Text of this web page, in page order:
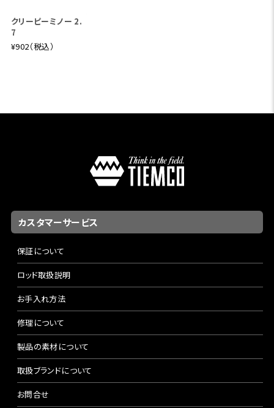
クリーピーミノー 2.
7
¥902（税込）
カスタマーサービス
保証について
ロッド取扱説明
お手入れ方法
修理について
製品の素材について
取扱ブランドについて
お問合せ